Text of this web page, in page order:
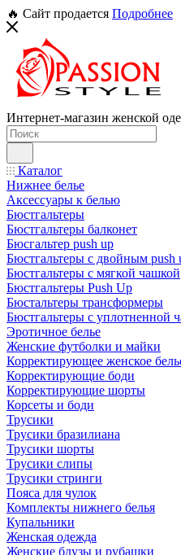
🔥 Сайт продается Подробнее
Интернет-магазин женской
Каталог
Нижнее белье
Аксессуары к белью
Бюстгальтеры
Бюстгальтеры балконет
Бюсгальтер push up
Бюстгальтеры с двойным push
Бюстгальтеры с мягкой чашкой
Бюстгальтеры Push Up
Бюстальтеры трансформеры
Бюстгальтеры с уплотненной
Эротичное белье
Женские футболки и майки
Корректирующее женское
Корректирующие боди
Корректирующие шорты
Корсеты и боди
Трусики
Трусики бразилиана
Трусики шорты
Трусики слипы
Трусики стринги
Пояса для чулок
Комплекты нижнего белья
Купальники
Женская одежда
Женские блузы и рубашки